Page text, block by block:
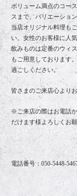
ボリューム満点のコー
スまで、バリエーショ
当店オリジナル料理も
い。女性のお客様に人
飲みものは定番のウィ
もご用意しております
過ごしください。
皆さまのご来店心より
※ご来店の際はお電話
だけます様よろしくお
電話番号：050-5448-